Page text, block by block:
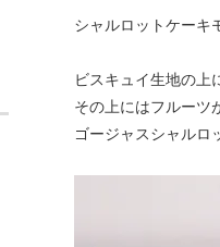
シャルロットケーキ
ビスキュイ生地の上
その上にはフルーツ
ゴージャスシャルロ